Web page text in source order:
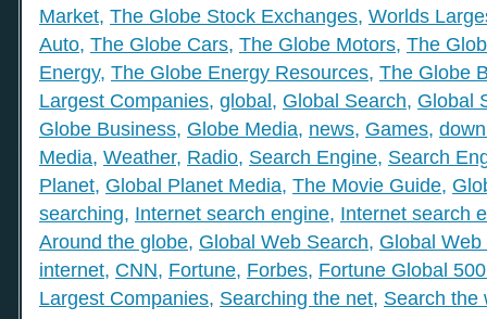
Market, The Globe Stock Exchanges, Worlds
Auto, The Globe Cars, The Globe Motors, The
Energy, The Globe Energy Resources, The Globe
Largest Companies, global, Global Search, Global
Globe Business, Globe Media, news, Games,
Media, Weather, Radio, Search Engine, Search
Planet, Global Planet Media, The Movie Guide,
searching, Internet search engine, Internet search
Around the globe, Global Web Search, Global
internet, CNN, Fortune, Forbes, Fortune Global
Largest Companies, Searching the net, Search the